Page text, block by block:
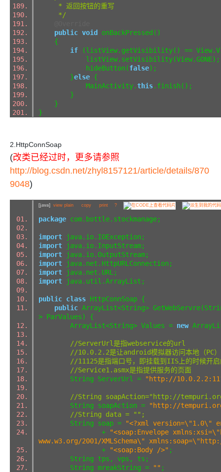
* 返回按钮的重写
*/
public void onBackPressed()
{
if (listView.getVisibility() ==
hideButton(false);
}else {
MainActivity.this.finish();
}
}
}
2.HttpConnSoap
(改类已经过时，更多请参照
http://blog.csdn.net/zhyl8157121/article/details/870
9048)
[java] view plain copy print ?
package com.bottle.stockmanage;
import java.io.IOException;
import java.io.InputStream;
import java.io.OutputStream;
import java.net.HttpURLConnection;
import java.net.URL;
import java.util.ArrayList;
public class HttpConnSoap {
public ArrayList<String>
> ParValues) {
ArrayList<String> Values = new
//ServerUrl是指webservice的url
//10.0.2.2是让android模拟器访问本地（PC
//11125是指端口号，即挂载到IIS上的时候开启
//Service1.asmx是指提供服务的页面
String ServerUrl =
"http://
//String soapAction="http://
String soapAction =
"http://
//String data = "";
String soap =
"<?xml version=\"1.0\"
+
"<soap:Envelope
www.w3.org/2001/XMLSchema\"
+
"<soap:Body />" ;
String tps, vps, ts;
String mreakString =
"" ;